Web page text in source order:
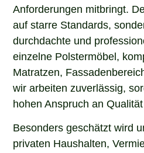
Anforderungen mitbringt.
auf starre Standards,
durchdachte und
einzelne Polstermöbel,
Matratzen,
wir arbeiten zuverlässig,
hohen Anspruch an
Besonders geschätzt wird
privaten Haushalten,